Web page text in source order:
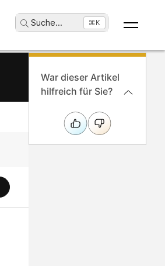
Suche... ⌘K
War dieser Artikel
hilfreich für Sie?